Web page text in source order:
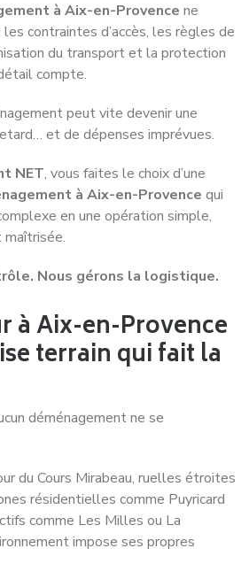
à Aix-en-Provence ne
les contraintes d’accès, les règles de
du transport et la protection
compte.
peut vite devenir une
et de dépenses imprévues.
NET, vous faites le choix d’une
à Aix-en-Provence qui
en une opération simple,
Nous gérons la logistique.
à Aix-en-Provence
terrain qui fait la
déménagement ne se
du Cours Mirabeau, ruelles étroites
résidentielles comme Puyricard
comme Les Milles ou La
impose ses propres